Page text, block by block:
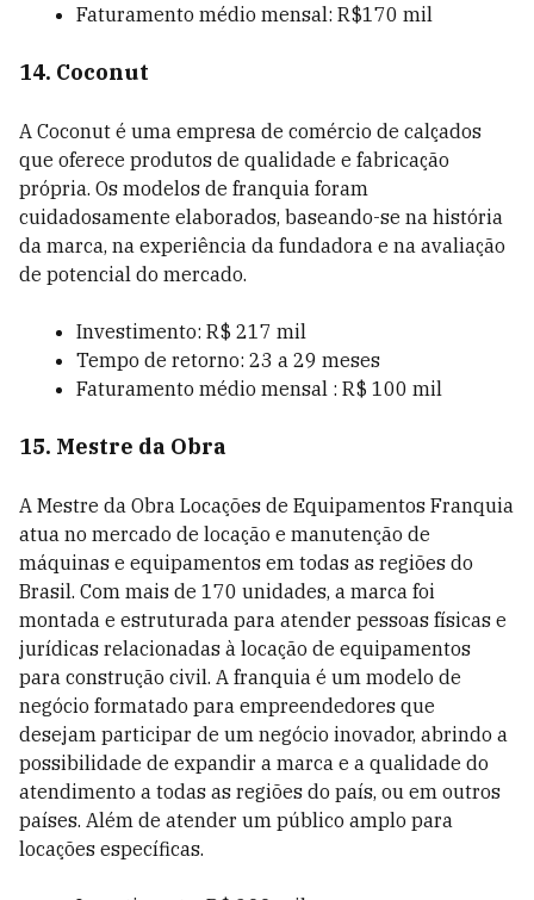
Faturamento médio mensal: R$170 mil
14. Coconut
A Coconut é uma empresa de comércio de calçados
que oferece produtos de qualidade e fabricação
própria. Os modelos de franquia foram
cuidadosamente elaborados, baseando-se na história
da marca, na experiência da fundadora e na avaliação
de potencial do mercado.
Investimento: R$ 217 mil
Tempo de retorno: 23 a 29 meses
Faturamento médio mensal : R$ 100 mil
15. Mestre da Obra
A Mestre da Obra Locações de Equipamentos Franquia
atua no mercado de locação e manutenção de
máquinas e equipamentos em todas as regiões do
Brasil. Com mais de 170 unidades, a marca foi
montada e estruturada para atender pessoas físicas e
jurídicas relacionadas à locação de equipamentos
para construção civil. A franquia é um modelo de
negócio formatado para empreendedores que
desejam participar de um negócio inovador, abrindo a
possibilidade de expandir a marca e a qualidade do
atendimento a todas as regiões do país, ou em outros
países. Além de atender um público amplo para
locações específicas.